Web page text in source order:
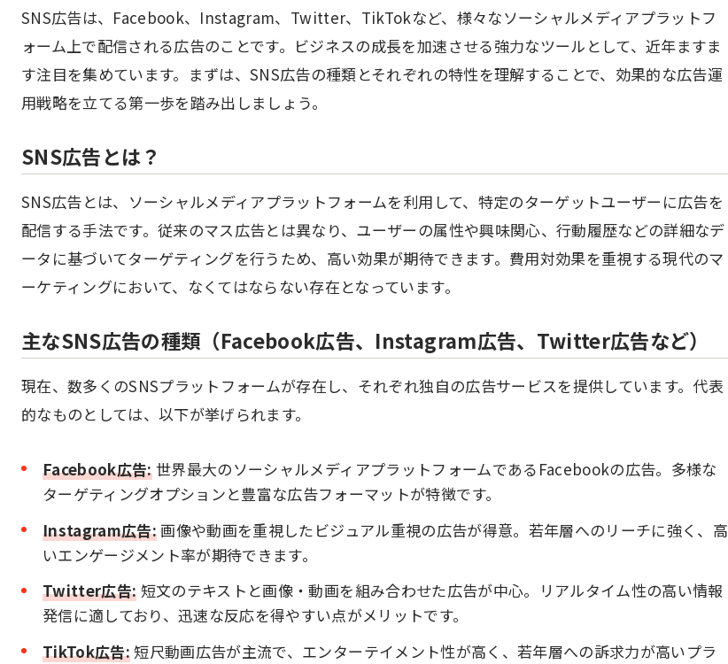
SNS広告は、Facebook、Instagram、Twitter、TikTokなど、様々なソーシャルメディアプラットフ
ォーム上で配信される広告のことです。ビジネスの成長を加速させる強力なツールとして、近年ますま
す注目を集めています。まずは、SNS広告の種類とそれぞれの特性を理解することで、効果的な広告運
用戦略を立てる第一歩を踏み出しましょう。
SNS広告とは？
SNS広告とは、ソーシャルメディアプラットフォームを利用して、特定のターゲットユーザーに広告を
配信する手法です。従来のマス広告とは異なり、ユーザーの属性や興味関心、行動履歴などの詳細なデ
ータに基づいてターゲティングを行うため、高い効果が期待できます。費用対効果を重視する現代のマ
ーケティングにおいて、なくてはならない存在となっています。
主なSNS広告の種類（Facebook広告、Instagram広告、Twitter広告など）
現在、数多くのSNSプラットフォームが存在し、それぞれ独自の広告サービスを提供しています。代表
的なものとしては、以下が挙げられます。
Facebook広告:世界最大のソーシャルメディアプラットフォームであるFacebookの広告。多様な
ターゲティングオプションと豊富な広告フォーマットが特徴です。
Instagram広告: 画像や動画を重視したビジュアル重視の広告が得意。若年層へのリーチに強く、高
いエンゲージメント率が期待できます。
Twitter広告: 短文のテキストと画像・動画を組み合わせた広告が中心。リアルタイム性の高い情報
発信に適しており、迅速な反応を得やすい点がメリットです。
TikTok広告:短尺動画広告が主流で、エンターテイメント性が高く、若年層への訴求力が高いプラ